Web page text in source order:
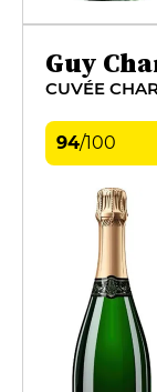
Guy
CUVÉE
94/100